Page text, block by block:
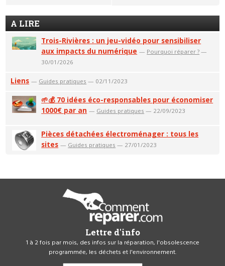
A LIRE
Trois-Rivières : un jeu-vidéo pour sensibiliser
aux impacts du numérique — Pourquoi réparer ? —
30/01/2026
Liens — Guides pratiques — 02/11/2023
🌱💰 70 idées éco-responsables pour économiser
1000€ par an — Guides pratiques — 22/09/2023
Pièces détachées électroménager : tous les
sites — Guides pratiques — 27/01/2023
Lettre d'info
1 à 2 fois par mois, des infos sur la réparation, l'obsolescence
programmée, les déchets et l'environnement.